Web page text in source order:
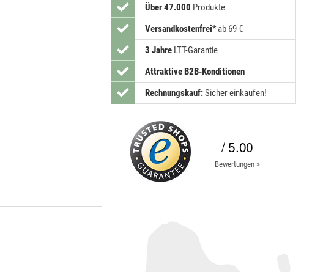
Über 47.000 Produkte
Versandkostenfrei* ab 69 €
3 Jahre LTT-Garantie
Attraktive B2B-Konditionen
Rechnungskauf:Sicher einkaufen!
/ 5.00
Bewertungen >